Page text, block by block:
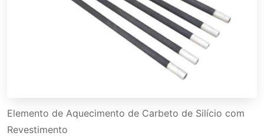
Elemento de Aquecimento de Carbeto de Silício com
Revestimento